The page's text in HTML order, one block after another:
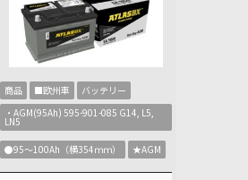
商品 ■欧州車
バッテリー
・AGM(95Ah) 595-901-085 G14, L5,
LN5
●95～100Ah（横354ｍｍ） ★AGM